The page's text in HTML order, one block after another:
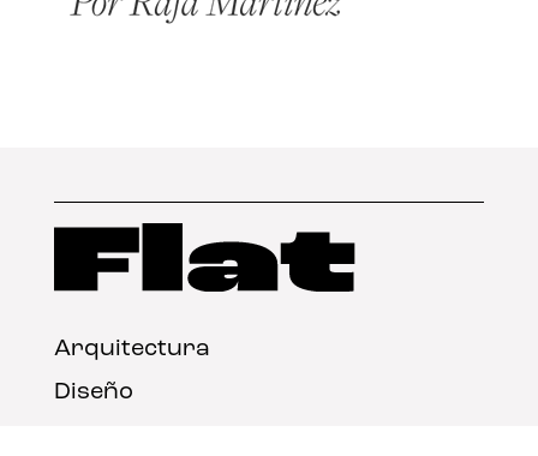
Arquitectura
Diseño